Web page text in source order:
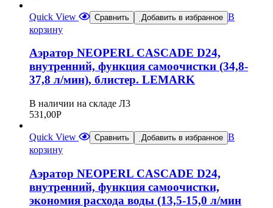
Quick View Сравнить Добавить в избранное В
корзину
Аэратор NEOPERL CASCADE D24,
внутренний, функция самоочистки (34,8-
37,8 л/мин), блистер. LEMARK
В наличии на складе Л3
531,00Р
Quick View Сравнить Добавить в избранное В
корзину
Аэратор NEOPERL CASCADE D24,
внутренний, функция самоочистки,
экономия расхода воды (13,5-15,0 л/мин